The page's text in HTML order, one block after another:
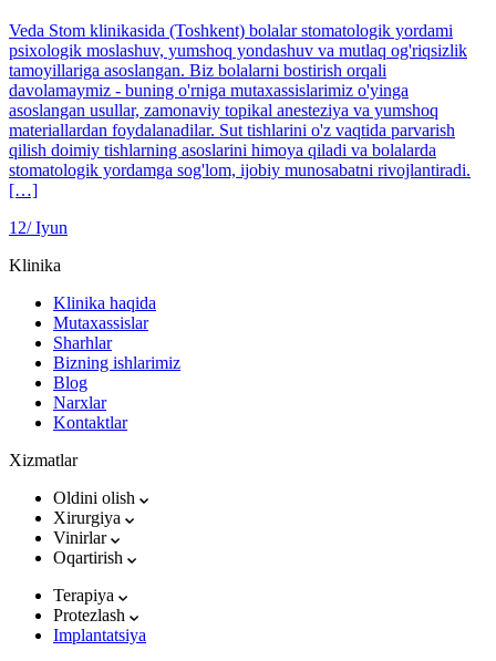
Veda Stom klinikasida (Toshkent) bolalar stomatologik yordami
psixologik moslashuv, yumshoq yondashuv va mutlaq og'riqsizlik
tamoyillariga asoslangan. Biz bolalarni bostirish orqali
davolamaymiz - buning o'rniga mutaxassislarimiz o'yinga
asoslangan usullar, zamonaviy topikal anesteziya va yumshoq
materiallardan foydalanadilar. Sut tishlarini o'z vaqtida parvarish
qilish doimiy tishlarning asoslarini himoya qiladi va bolalarda
stomatologik yordamga sog'lom, ijobiy munosabatni rivojlantiradi.
[…]
12/ Iyun
Klinika
Klinika haqida
Mutaxassislar
Sharhlar
Bizning ishlarimiz
Blog
Narxlar
Kontaktlar
Xizmatlar
Oldini olish
Xirurgiya
Vinirlar
Oqartirish
Terapiya
Protezlash
Implantatsiya